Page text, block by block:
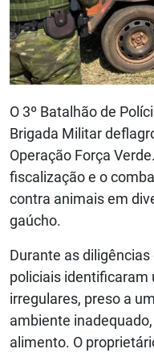
O 3º Batalhão de
Brigada Militar
Operação Força
fiscalização e o
contra animais em
gaúcho.
Durante as
policiais identificaram
irregulares, preso a
ambiente
alimento. O